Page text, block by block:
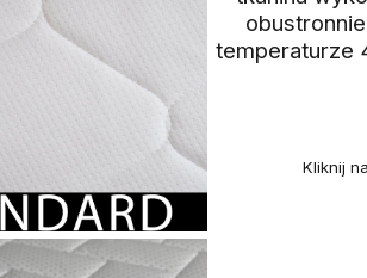
temperaturze
Kliknij